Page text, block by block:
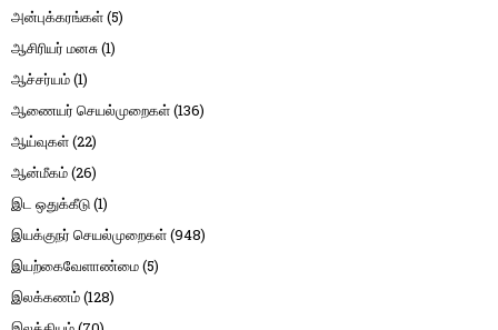
அன்புக்கரங்கள்(5)
ஆசிரியர் மனசு(1)
ஆச்சர்யம்(1)
ஆணையர் செயல்முறைகள்(136)
ஆய்வுகள்(22)
ஆன்மீகம்(26)
இட ஒதுக்கீடு(1)
இயக்குநர் செயல்முறைகள்(948)
இயற்கைவேளாண்மை(5)
இலக்கணம்(128)